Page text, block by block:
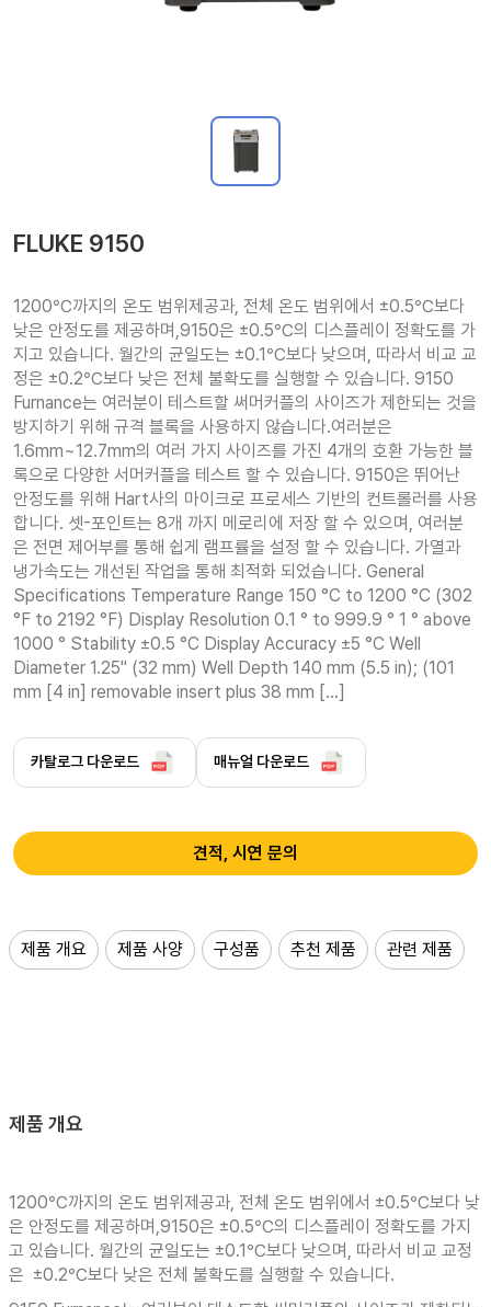
FLUKE 9150
1200℃까지의 온도 범위제공과, 전체 온도 범위에서 ±0.5℃보다
낮은 안정도를 제공하며,9150은 ±0.5℃의 디스플레이 정확도를 가
지고 있습니다. 월간의 균일도는 ±0.1℃보다 낮으며, 따라서 비교 교
정은 ±0.2℃보다 낮은 전체 불확도를 실행할 수 있습니다. 9150
Furnance는 여러분이 테스트할 써머커플의 사이즈가 제한되는 것을
방지하기 위해 규격 블록을 사용하지 않습니다.여러분은
1.6mm~12.7mm의 여러 가지 사이즈를 가진 4개의 호환 가능한 블
록으로 다양한 서머커플을 테스트 할 수 있습니다. 9150은 뛰어난
안정도를 위해 Hart사의 마이크로 프로세스 기반의 컨트롤러를 사용
합니다. 셋-포인트는 8개 까지 메로리에 저장 할 수 있으며, 여러분
은 전면 제어부를 통해 쉽게 램프률을 설정 할 수 있습니다. 가열과
냉가속도는 개선된 작업을 통해 최적화 되었습니다. General
Specifications Temperature Range 150 °C to 1200 °C (302
°F to 2192 °F) Display Resolution 0.1 ° to 999.9 ° 1 ° above
1000 ° Stability ±0.5 °C Display Accuracy ±5 °C Well
Diameter 1.25" (32 mm) Well Depth 140 mm (5.5 in); (101
mm [4 in] removable insert plus 38 mm […]
카탈로그 다운로드 매뉴얼 다운로드
견적, 시연 문의
제품 개요 제품 사양 구성품 추천 제품 관련 제품
제품 개요
1200℃까지의 온도 범위제공과, 전체 온도 범위에서 ±0.5℃보다 낮
은 안정도를 제공하며,9150은 ±0.5℃의 디스플레이 정확도를 가지
고 있습니다. 월간의 균일도는 ±0.1℃보다 낮으며, 따라서 비교 교정
은 ±0.2℃보다 낮은 전체 불확도를 실행할 수 있습니다.